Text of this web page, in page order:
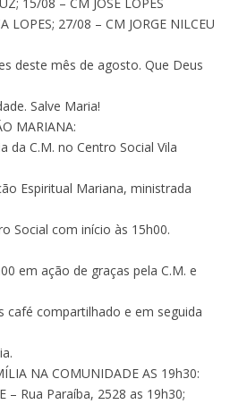
LOPES; 27/08 – CM JORGE NILCEU
deste mês de agosto. Que Deus
Salve Maria!
MARIANA:
da C.M. no Centro Social Vila
Espiritual Mariana, ministrada
Social com início às 15h00.
em ação de graças pela C.M. e
café compartilhado e em seguida
NA COMUNIDADE AS 19h30:
– Rua Paraíba, 2528 as 19h30;